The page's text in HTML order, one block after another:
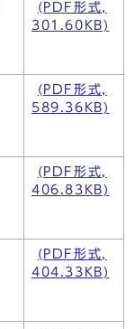
(PDF形式,
301.60KB)
(PDF形式,
589.36KB)
(PDF形式,
406.83KB)
(PDF形式,
404.33KB)